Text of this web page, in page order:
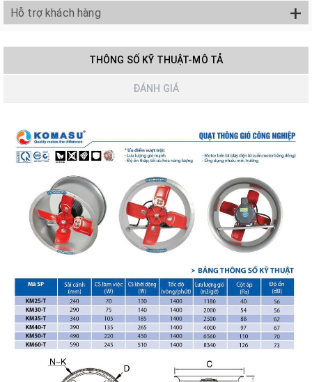
Hỗ trợ khách hàng +
THÔNG SỐ KỸ THUẬT-MÔ TẢ
ĐÁNH GIÁ